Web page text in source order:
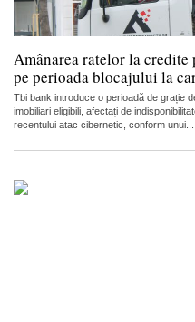
Amânarea ratelor la
pe perioada blocajului la
Tbi bank introduce o perioadă de grație
imobiliari eligibili, afectați de
recentului atac cibernetic, conform unui...